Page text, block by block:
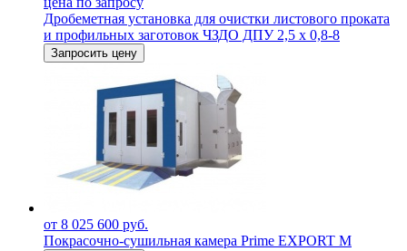
Дробеметная установка для очистки листового проката
и профильных заготовок ЧЗДО ДПУ 2,5 х 0,8-8
Запросить цену
от 8 025 600 руб.
Покрасочно-сушильная камера Prime EXPORT M